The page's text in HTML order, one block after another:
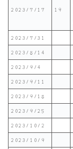
2023/7/17 19
2023/7/31
2023/8/14
2023/9/4
2023/9/11
2023/9/18
2023/9/25
2023/10/2
2023/10/9